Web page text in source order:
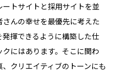
トサイトと採用サイトを並
んの幸せを最優先に考えた
発揮できるように構築した仕
にはあります。そこに関わ
クリエイティブのトーンにも